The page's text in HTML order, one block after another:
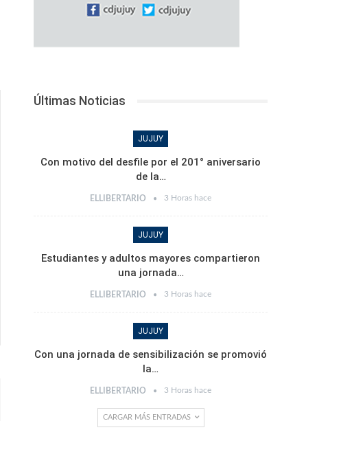
Últimas Noticias
JUJUY
Con motivo del desfile por el 201° aniversario
de la…
ELLIBERTARIO 3 Horas hace
JUJUY
Estudiantes y adultos mayores compartieron
una jornada…
ELLIBERTARIO 3 Horas hace
JUJUY
Con una jornada de sensibilización se promovió
la…
ELLIBERTARIO 3 Horas hace
CARGAR MÁS ENTRADAS